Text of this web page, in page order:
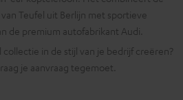
Teufel uit Berlijn met sportieve
de premium autofabrikant Audi.
in de stijl van je bedrijf creëren?
je aanvraag tegemoet.